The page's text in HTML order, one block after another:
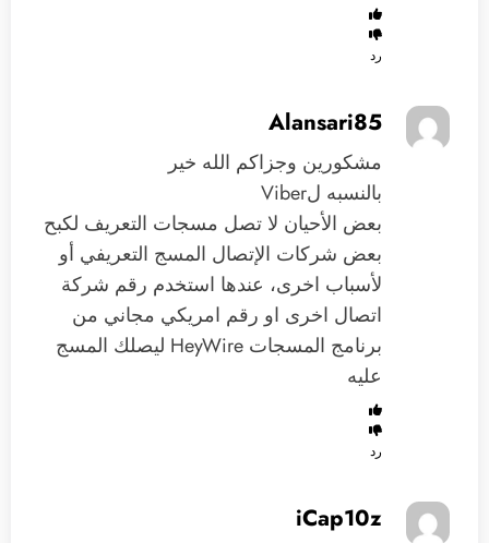
رد
Alansari85
مشكورين وجزاكم الله خير
بالنسبه لViber
بعض الأحيان لا تصل مسجات التعريف لكبح
بعض شركات الإتصال المسج التعريفي أو
لأسباب اخرى، عندها استخدم رقم شركة
اتصال اخرى او رقم امريكي مجاني من
برنامج المسجات HeyWire ليصلك المسج
عليه
رد
iCap10z